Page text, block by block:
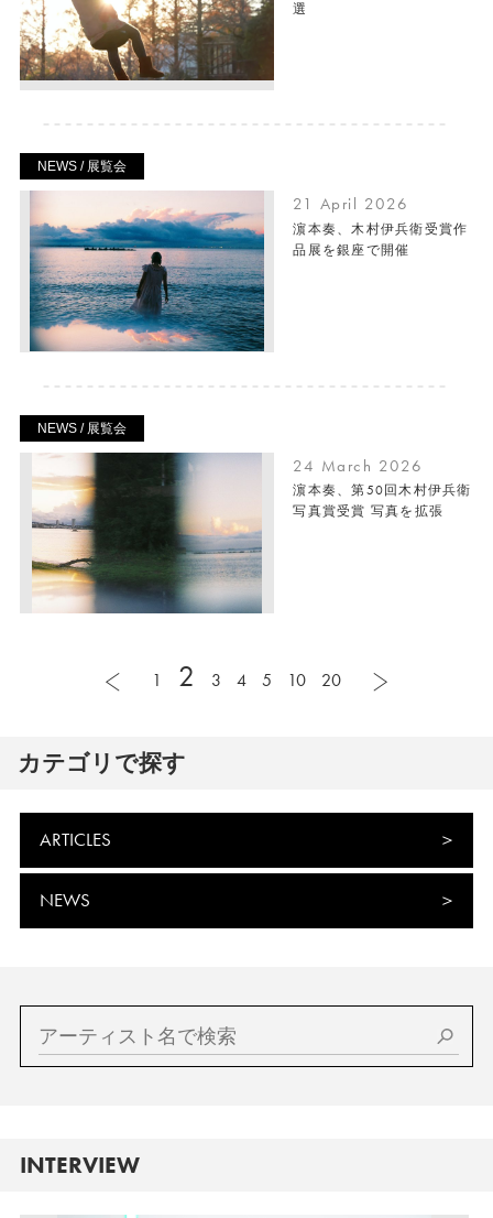
選
NEWS / 展覧会
21 April 2026
濵本奏、木村伊兵衛受賞作
品展を銀座で開催
NEWS / 展覧会
24 March 2026
濵本奏、第50回木村伊兵衛
写真賞受賞 写真を拡張
1 2 3 4 5 10 20
カテゴリで探す
ARTICLES
NEWS
INTERVIEW